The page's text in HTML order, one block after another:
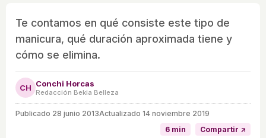
Te contamos en qué consiste este tipo de
manicura, qué duración aproximada tiene y
cómo se elimina.
CH Conchi Horcas
Redacción Bekia Belleza
Publicado 28 junio 2013Actualizado 14 noviembre 2019
6 min
Compartir ↗